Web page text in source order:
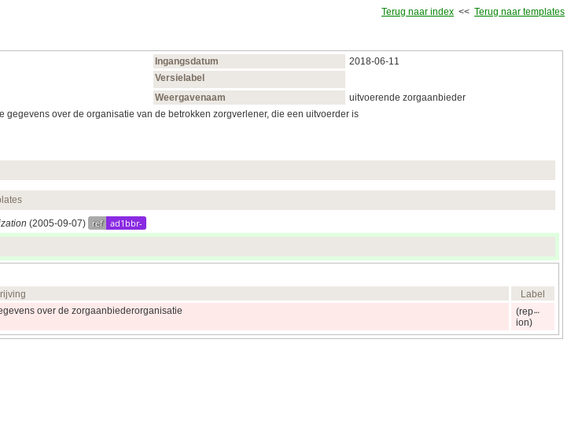
Terug naar index << Terug naar templates
Ingangsdatum
2018‑06‑11
Versielabel
Weergavenaam
uitvoerende zorgaanbieder
over de organisatie van de betrokken zorgverlener, die een uitvoerder is
(2005‑09‑07) ref ad1bbr-
Label
over de zorgaanbiederorganisatie
(rep
ion)